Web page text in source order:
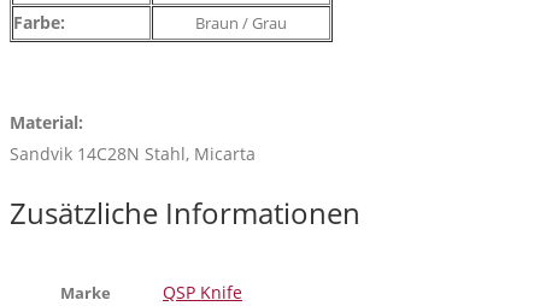
Farbe:
Braun / Grau
Material:
Sandvik 14C28N Stahl, Micarta
Zusätzliche Informationen
Marke QSP Knife